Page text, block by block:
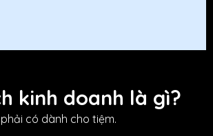
kinh doanh là gì?
có dành cho tiệm.